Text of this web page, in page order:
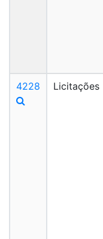
4228 Licitações